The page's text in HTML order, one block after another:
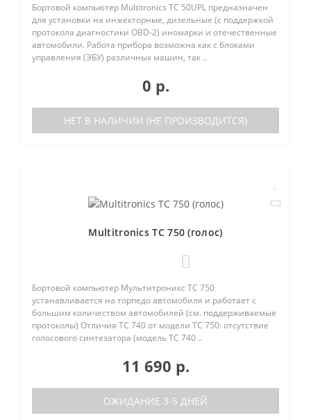
Бортовой компьютер Multitronics TC 50UPL предназначен
для установки на инжекторные, дизельные (с поддержкой
протокола диагностики OBD-2) иномарки и отечественные
автомобили. Работа прибора возможна как с блоками
управления (ЭБУ) различных машин, так ..
0 р.
НЕТ В НАЛИЧИИ (НЕ ПРОИЗВОДИТСЯ)
Multitronics TC 750 (голос)
Бортовой компьютер Мультитроникс TC 750
устанавливается на торпедо автомобиля и работает с
большим количеством автомобилей (см. поддерживаемые
протоколы) Отличия TC 740 от модели TC 750: отсутствие
голосового синтезатора (модель TC 740 ..
11 690 р.
ОЖИДАНИЕ 3-5 ДНЕЙ